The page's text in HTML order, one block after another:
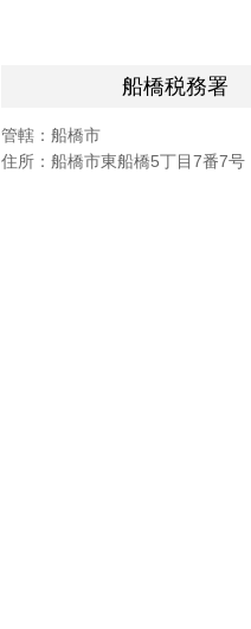
船橋税務署
管轄：船橋市
住所：船橋市東船橋5丁目7番7号